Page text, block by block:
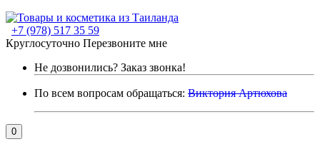
+7 (978) 517 35 59
Круглосуточно Перезвоните мне
Не дозвонились? Заказ звонка!
По всем вопросам обращаться: Виктория Артюхова
0